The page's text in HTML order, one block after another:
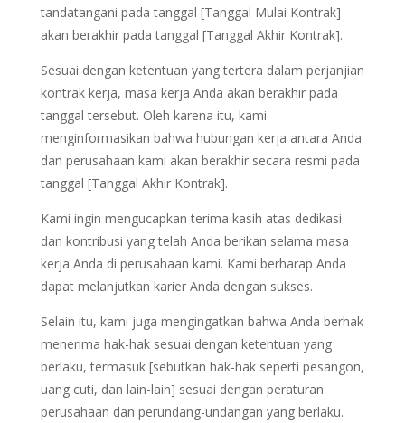
tandatangani pada tanggal [Tanggal Mulai Kontrak]
akan berakhir pada tanggal [Tanggal Akhir Kontrak].
Sesuai dengan ketentuan yang tertera dalam perjanjian
kontrak kerja, masa kerja Anda akan berakhir pada
tanggal tersebut. Oleh karena itu, kami
menginformasikan bahwa hubungan kerja antara Anda
dan perusahaan kami akan berakhir secara resmi pada
tanggal [Tanggal Akhir Kontrak].
Kami ingin mengucapkan terima kasih atas dedikasi
dan kontribusi yang telah Anda berikan selama masa
kerja Anda di perusahaan kami. Kami berharap Anda
dapat melanjutkan karier Anda dengan sukses.
Selain itu, kami juga mengingatkan bahwa Anda berhak
menerima hak-hak sesuai dengan ketentuan yang
berlaku, termasuk [sebutkan hak-hak seperti pesangon,
uang cuti, dan lain-lain] sesuai dengan peraturan
perusahaan dan perundang-undangan yang berlaku.